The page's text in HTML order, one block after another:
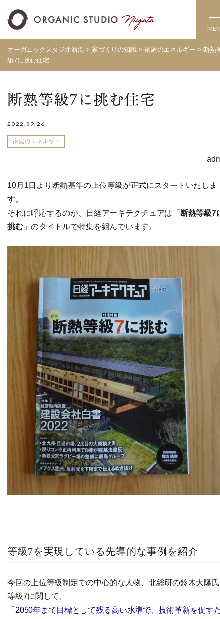
オーガニックスタジオ新潟 > 家づくりの知識 > 家庭のエネルギー > 断熱
級7に挑む住宅
断熱等級7に挑む住宅
2022.09.26
家庭のエネルギー
10月1日より断熱基準の上位等級が正式にスタートいたしま
す。
それに呼応するのか、日経アーキテクチュアは「 断熱等級7
挑む 」のタイトルで特集を組んでいます。
等級7を実現している先導的な事例を紹介
今回の上位等級制定での中心的な人物、北総研の鈴木大隆
等級7に関して、
「 2050年まで目標として残る高い水準で、技術革新を促す